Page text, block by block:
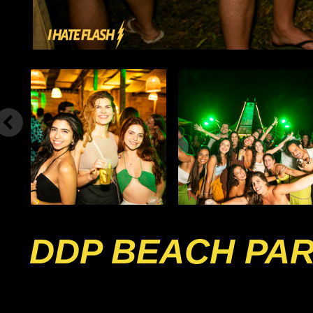
DDP BEACH